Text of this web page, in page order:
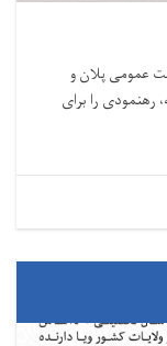
عمومی پلان و
رهنمودی را برای